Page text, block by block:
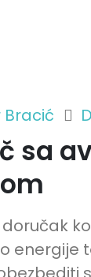
Bracić
sa
energije